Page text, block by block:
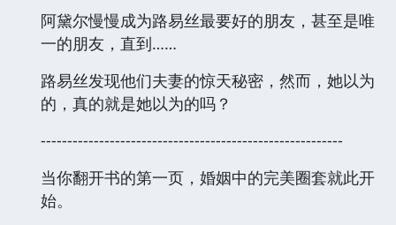
阿黛尔慢慢成为路易丝最要好的朋友，甚至是唯
一的朋友，直到……
路易丝发现他们夫妻的惊天秘密，然而，她以为
的，真的就是她以为的吗？
---------------------------------------------------------
当你翻开书的第一页，婚姻中的完美圈套就此开
始。